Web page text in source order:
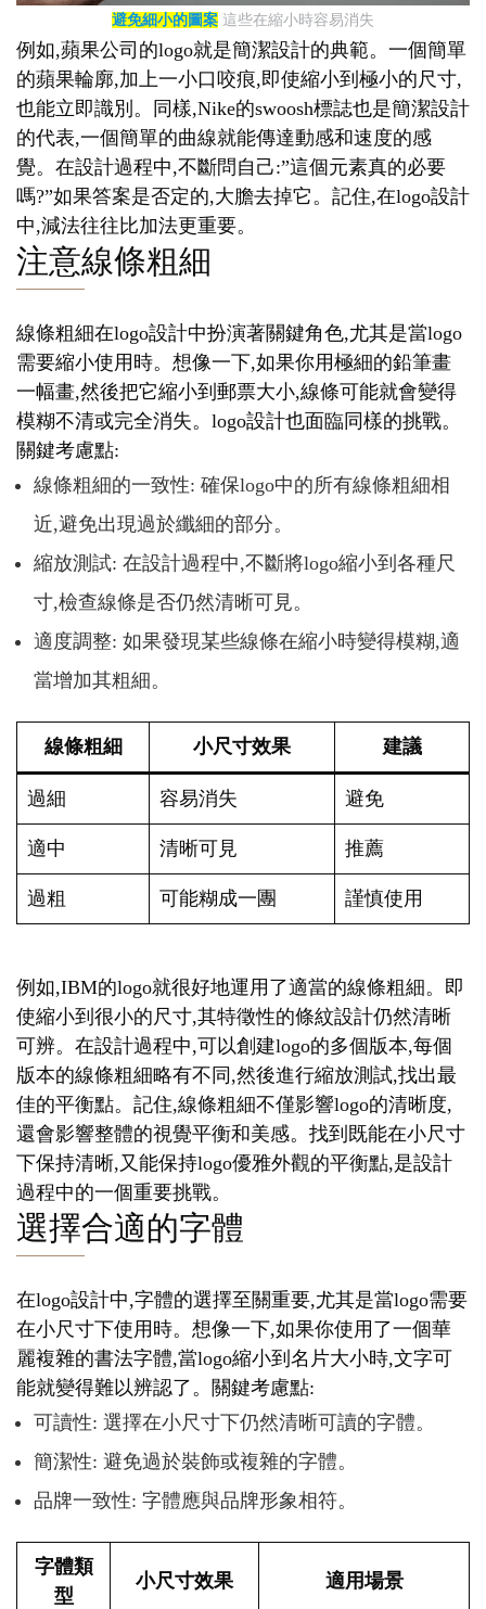
避免細小的圖案 這些在縮小時容易消失
例如,蘋果公司的logo就是簡潔設計的典範。一個簡單
的蘋果輪廓,加上一小口咬痕,即使縮小到極小的尺寸,
也能立即識別。同樣,Nike的swoosh標誌也是簡潔設計
的代表,一個簡單的曲線就能傳達動感和速度的感
覺。在設計過程中,不斷問自己:”這個元素真的必要
嗎?”如果答案是否定的,大膽去掉它。記住,在logo設計
中,減法往往比加法更重要。
注意線條粗細
線條粗細在logo設計中扮演著關鍵角色,尤其是當logo
需要縮小使用時。想像一下,如果你用極細的鉛筆畫
一幅畫,然後把它縮小到郵票大小,線條可能就會變得
模糊不清或完全消失。logo設計也面臨同樣的挑戰。
關鍵考慮點:
線條粗細的一致性: 確保logo中的所有線條粗細相
近,避免出現過於纖細的部分。
縮放測試: 在設計過程中,不斷將logo縮小到各種尺
寸,檢查線條是否仍然清晰可見。
適度調整: 如果發現某些線條在縮小時變得模糊,適
當增加其粗細。
線條粗細 小尺寸效果 建議
過細 容易消失 避免
適中 清晰可見 推薦
過粗 可能糊成一團 謹慎使用
例如,IBM的logo就很好地運用了適當的線條粗細。即
使縮小到很小的尺寸,其特徵性的條紋設計仍然清晰
可辨。在設計過程中,可以創建logo的多個版本,每個
版本的線條粗細略有不同,然後進行縮放測試,找出最
佳的平衡點。記住,線條粗細不僅影響logo的清晰度,
還會影響整體的視覺平衡和美感。找到既能在小尺寸
下保持清晰,又能保持logo優雅外觀的平衡點,是設計
過程中的一個重要挑戰。
選擇合適的字體
在logo設計中,字體的選擇至關重要,尤其是當logo需要
在小尺寸下使用時。想像一下,如果你使用了一個華
麗複雜的書法字體,當logo縮小到名片大小時,文字可
能就變得難以辨認了。關鍵考慮點:
可讀性: 選擇在小尺寸下仍然清晰可讀的字體。
簡潔性: 避免過於裝飾或複雜的字體。
品牌一致性: 字體應與品牌形象相符。
字體類
型
小尺寸效果 適用場景